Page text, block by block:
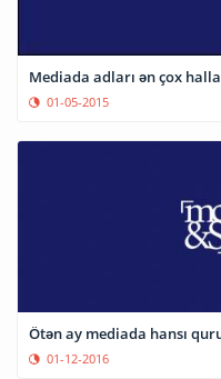
Mediada adları ən çox
01-05-2015
Ötən ay mediada hansı
01-12-2016